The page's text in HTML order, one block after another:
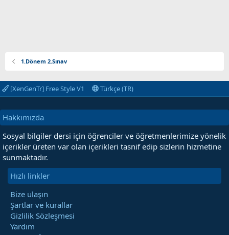
1.Dönem 2.Sınav
[XenGenTr] Free Style V1 Türkçe (TR)
Hakkımızda
Sosyal bilgiler dersi için öğrenciler ve öğretmenlerimize yönelik
içerikler üreten var olan içerikleri tasnif edip sizlerin hizmetine
sunmaktadır.
Hızlı linkler
Bize ulaşın
Şartlar ve kurallar
Gizlilik Sözleşmesi
Yardım